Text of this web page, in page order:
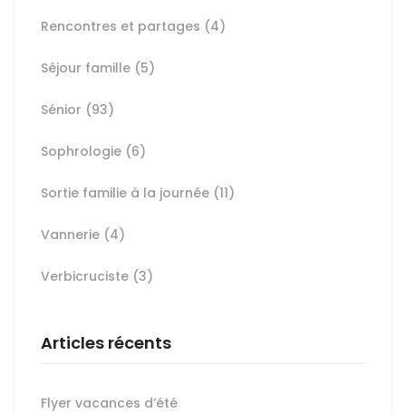
Rencontres et partages (4)
Séjour famille (5)
Sénior (93)
Sophrologie (6)
Sortie familie à la journée (11)
Vannerie (4)
Verbicruciste (3)
Articles récents
Flyer vacances d’été